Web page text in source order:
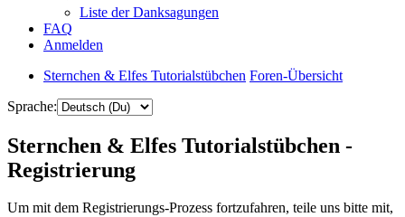
Liste der Danksagungen
FAQ
Anmelden
Sternchen & Elfes Tutorialstübchen Foren-Übersicht
Sprache:
Sternchen & Elfes Tutorialstübchen -
Registrierung
Um mit dem Registrierungs-Prozess fortzufahren, teile uns bitte mit,